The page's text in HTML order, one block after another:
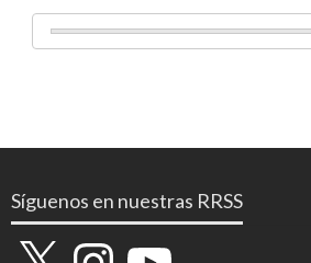
Síguenos en nuestras RRSS
X InstagramYouTube